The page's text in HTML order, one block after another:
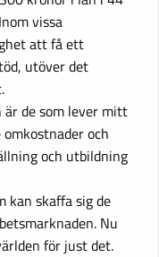
vissa
att få ett
utöver det
är de som lever mitt
och
och utbildning
kan skaffa sig de
Nu
för just det.